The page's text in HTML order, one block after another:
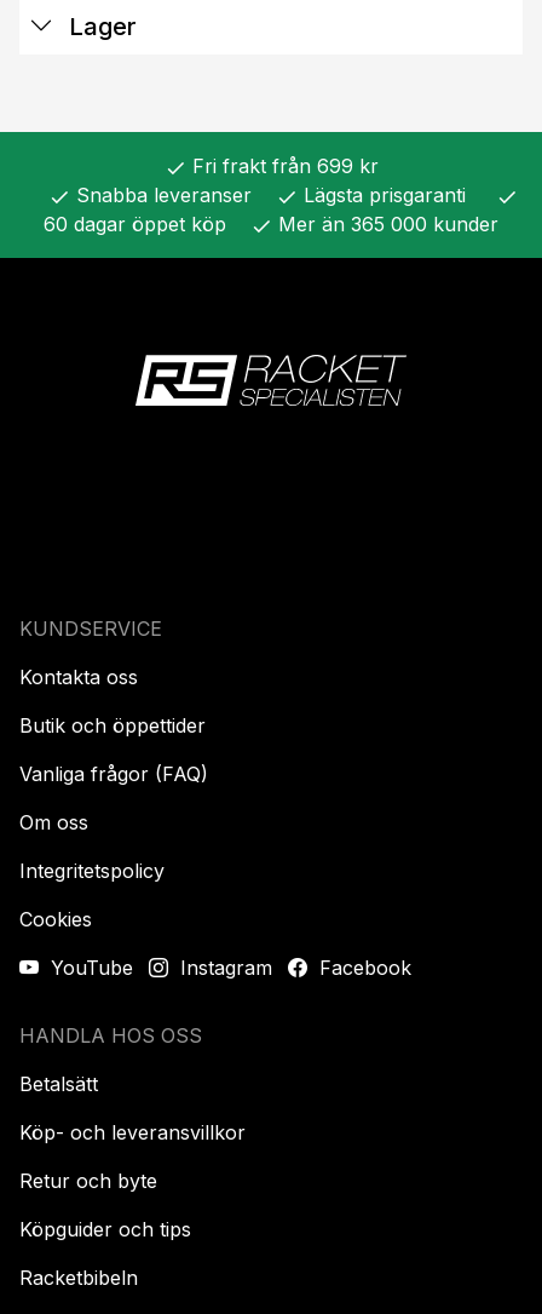
Lager
check Fri frakt från 699 kr
check Snabba leveranser check Lägsta prisgaranti check
60 dagar öppet köp check Mer än 365 000 kunder
KUNDSERVICE
Kontakta oss
Butik och öppettider
Vanliga frågor (FAQ)
Om oss
Integritetspolicy
Cookies
YouTube
Instagram Facebook
HANDLA HOS OSS
Betalsätt
Köp- och leveransvillkor
Retur och byte
Köpguider och tips
Racketbibeln